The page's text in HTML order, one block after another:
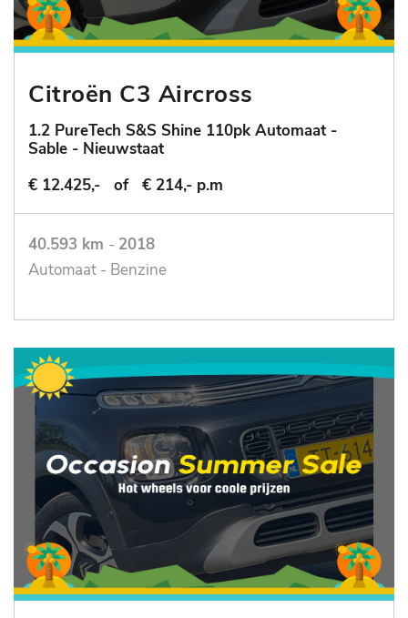
Citroën C3 Aircross
1.2 PureTech S&S Shine 110pk Automaat -
Sable - Nieuwstaat
€ 12.425,-
of € 214,- p.m
40.593 km - 2018
Automaat - Benzine